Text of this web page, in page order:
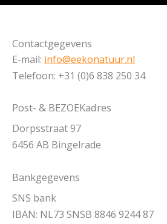
Contactgegevens
E-mail: info@eekonatuur.nl
Telefoon: +31 (0)6 838 250 34
Post- & BEZOEKadres
Dorpsstraat 97
6456 AB Bingelrade
Bankgegevens
SNS bank
IBAN: NL73 SNSB 8846 9244 87